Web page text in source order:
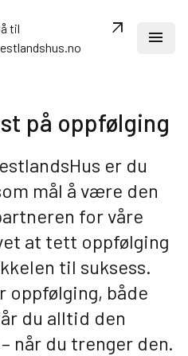
til
arrow_outward menu
på oppfølging
er du
mål å være den
for våre
at tett oppfølging
til suksess.
oppfølging, både
du alltid den
når du trenger den.